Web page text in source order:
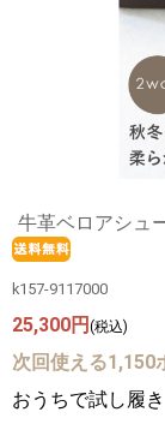
牛革ベロアシュ
k157-9117000
25,300円 (税込)
次回使える1,150
おうちで試し履